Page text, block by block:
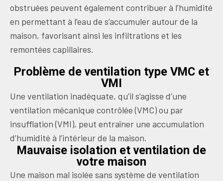
obstruées peuvent également contribuer à l’humidité
en permettant à l’eau de s’accumuler autour de la
maison, favorisant ainsi les infiltrations et les
remontées capillaires.
Problème de ventilation type VMC et
VMI
Une ventilation inadéquate, qu’il s’agisse d’une
ventilation mécanique contrôlée (VMC) ou par
insufflation (VMI), peut entraîner une accumulation
d’humidité à l’intérieur de la maison.
Mauvaise isolation et ventilation de
votre maison
Une maison mal isolée sans système de ventilation